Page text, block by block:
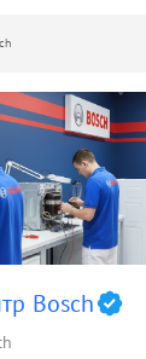
Bosch